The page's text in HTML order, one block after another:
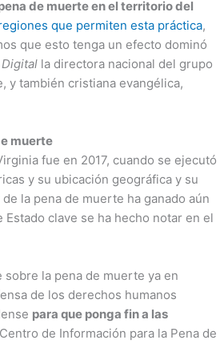
de muerte en el territorio del
que permiten esta práctica,
que esto tenga un efecto dominó
la directora nacional del grupo
y también cristiana evangélica,
muerte
fue en 2017, cuando se ejecutó
y su ubicación geográfica y su
la pena de muerte ha ganado aún
Estado clave se ha hecho notar en el
sobre la pena de muerte ya en
de los derechos humanos
para que ponga fin a las
de Información para la Pena de